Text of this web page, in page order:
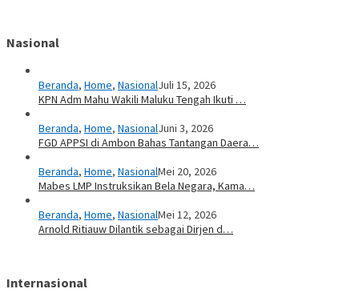
Nasional
Beranda, Home, NasionalJuli 15, 2026
KPN Adm Mahu Wakili Maluku Tengah Ikuti …
Beranda, Home, NasionalJuni 3, 2026
FGD APPSI di Ambon Bahas Tantangan Daera…
Beranda, Home, NasionalMei 20, 2026
Mabes LMP Instruksikan Bela Negara, Kama…
Beranda, Home, NasionalMei 12, 2026
Arnold Ritiauw Dilantik sebagai Dirjen d…
Internasional